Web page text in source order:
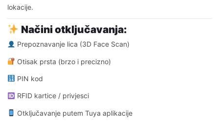
lokacije.
Načini otključavanja:
Prepoznavanje lica (3D Face Scan)
Otisak prsta (brzo i precizno)
PIN kod
RFID kartice / privjesci
Otključavanje putem Tuya aplikacije